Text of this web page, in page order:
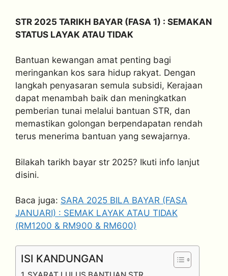
STR 2025 TARIKH BAYAR (FASA 1) : SEMAKAN
STATUS LAYAK ATAU TIDAK
Bantuan kewangan amat penting bagi
meringankan kos sara hidup rakyat. Dengan
langkah penyasaran semula subsidi, Kerajaan
dapat menambah baik dan meningkatkan
pemberian tunai melalui bantuan STR, dan
memastikan golongan berpendapatan rendah
terus menerima bantuan yang sewajarnya.
Bilakah tarikh bayar str 2025? Ikuti info lanjut
disini.
Baca juga: SARA 2025 BILA BAYAR (FASA
JANUARI) : SEMAK LAYAK ATAU TIDAK
(RM1200 & RM900 & RM600)
ISI KANDUNGAN